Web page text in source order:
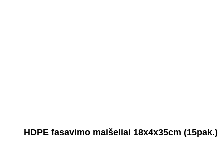
HDPE fasavimo maišeliai 18x4x35cm (15pak.)